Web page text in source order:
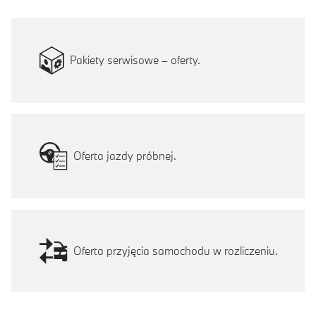
Pakiety serwisowe – oferty.
Oferta jazdy próbnej.
Oferta przyjęcia samochodu w rozliczeniu.